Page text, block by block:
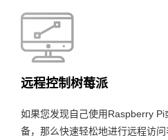
远程控制树莓派
如果您发现自己使用Raspberry
备，那么快速轻松地进行远程访